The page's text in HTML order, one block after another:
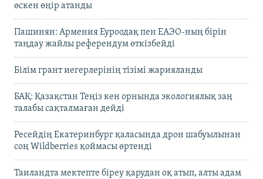
өскен өңір атанды
Пашинян: Армения Еуроодақ пен ЕАЭО-ның бірін
таңдау жайлы референдум өткізбейді
Білім грант иегерлерінің тізімі жарияланды
БАҚ: Қазақстан Теңіз кен орнында экологиялық заң
талабы сақталмаған дейді
Ресейдің Екатеринбург қаласында дрон шабуылынан
соң Wildberries қоймасы өртенді
Таиландта мектепте біреу қарудан оқ атып, алты адам